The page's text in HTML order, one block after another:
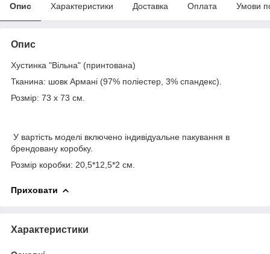
Опис Характеристики Доставка Оплата Умови
Опис
Хустинка "Вільна" (принтована)
Тканина: шовк Армані (97% поліестер, 3% спандекс).
Розмір: 73 х 73 см.
У вартість моделі включено індивідуальне пакування в
брендовану коробку.
Розмір коробки: 20,5*12,5*2 см.
Приховати
Характеристики